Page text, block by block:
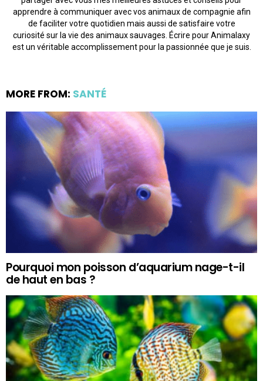
apprendre à communiquer avec vos animaux de compagnie afin
de faciliter votre quotidien mais aussi de satisfaire votre
curiosité sur la vie des animaux sauvages. Écrire pour Animalaxy
est un véritable accomplissement pour la passionnée que je suis.
MORE FROM: SANTÉ
Pourquoi mon poisson d’aquarium nage-t-il
de haut en bas ?